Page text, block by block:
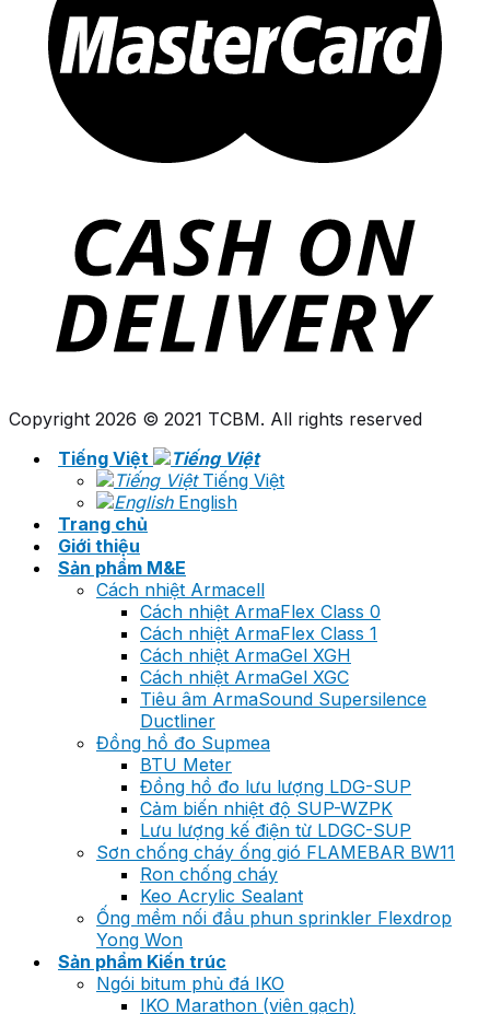
Copyright 2026 © 2021 TCBM. All rights reserved
Tiếng Việt
Tiếng Việt
English
Trang chủ
Giới thiệu
Sản phẩm M&E
Cách nhiệt Armacell
Cách nhiệt ArmaFlex Class 0
Cách nhiệt ArmaFlex Class 1
Cách nhiệt ArmaGel XGH
Cách nhiệt ArmaGel XGC
Tiêu âm ArmaSound Supersilence
Ductliner
Đồng hồ đo Supmea
BTU Meter
Đồng hồ đo lưu lượng LDG-SUP
Cảm biến nhiệt độ SUP-WZPK
Lưu lượng kế điện từ LDGC-SUP
Sơn chống cháy ống gió FLAMEBAR BW11
Ron chống cháy
Keo Acrylic Sealant
Ống mềm nối đầu phun sprinkler Flexdrop
Yong Won
Sản phẩm Kiến trúc
Ngói bitum phủ đá IKO
IKO Marathon (viên gạch)